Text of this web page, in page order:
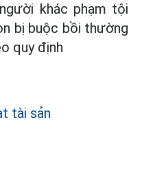
khác phạm tội
bị buộc bồi thường
quy định
tài sản